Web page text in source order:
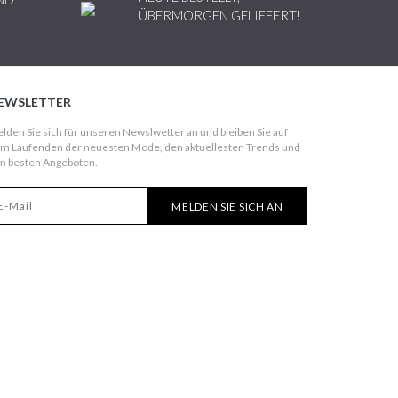
ÜBERMORGEN GELIEFERT!
Sie sich für unseren Newslwetter an und bleiben Sie auf
Laufenden der neuesten Mode, den aktuellesten Trends und
besten Angeboten.
MELDEN SIE SICH AN